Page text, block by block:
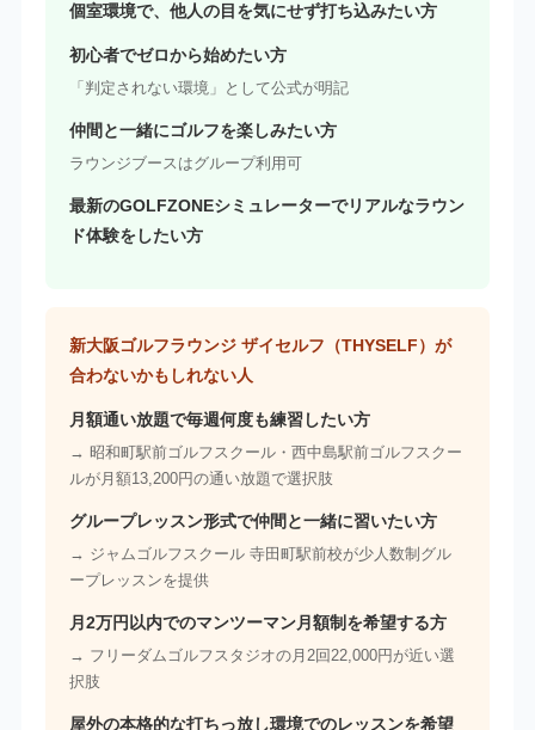
個室環境で、他人の目を気にせず打ち込みたい方
初心者でゼロから始めたい方
「判定されない環境」として公式が明記
仲間と一緒にゴルフを楽しみたい方
ラウンジブースはグループ利用可
最新のGOLFZONEシミュレーターでリアルなラウン
ド体験をしたい方
新大阪ゴルフラウンジ ザイセルフ（THYSELF）が
合わないかもしれない人
月額通い放題で毎週何度も練習したい方
→ 昭和町駅前ゴルフスクール・西中島駅前ゴルフスクー
ルが月額13,200円の通い放題で選択肢
グループレッスン形式で仲間と一緒に習いたい方
→ ジャムゴルフスクール 寺田町駅前校が少人数制グル
ープレッスンを提供
月2万円以内でのマンツーマン月額制を希望する方
→ フリーダムゴルフスタジオの月2回22,000円が近い選
択肢
屋外の本格的な打ちっ放し環境でのレッスンを希望